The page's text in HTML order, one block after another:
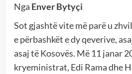
Nga Enver Bytyçi
Sot gjashtë vite më parë u
e përbashkët e dy qeverive,
asaj të Kosovës. Më 11 janar
kryeministrat, Edi Rama dhe